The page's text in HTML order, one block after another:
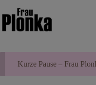
Inhalt
springen
Kurze Pause – Frau